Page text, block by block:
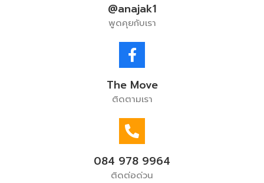
@anajak1
พูดคุยกับเรา
The Move
ติดตามเรา
084 978 9964
ติดต่อด่วน